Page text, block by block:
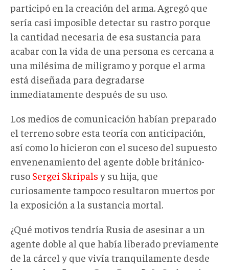
participó en la creación del arma. Agregó que
sería casi imposible detectar su rastro porque
la cantidad necesaria de esa sustancia para
acabar con la vida de una persona es cercana a
una milésima de miligramo y porque el arma
está diseñada para degradarse
inmediatamente después de su uso.
Los medios de comunicación habían preparado
el terreno sobre esta teoría con anticipación,
así como lo hicieron con el suceso del supuesto
envenenamiento del agente doble británico-
ruso Sergei Skripals y su hija, que
curiosamente tampoco resultaron muertos por
la exposición a la sustancia mortal.
¿Qué motivos tendría Rusia de asesinar a un
agente doble al que había liberado previamente
de la cárcel y que vivía tranquilamente desde